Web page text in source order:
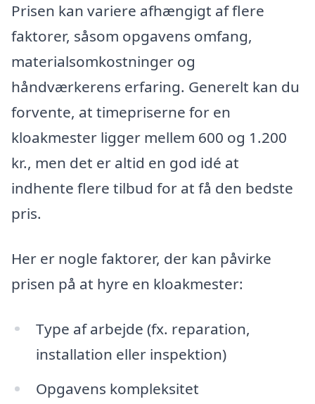
Prisen kan variere afhængigt af flere
faktorer, såsom opgavens omfang,
materialsomkostninger og
håndværkerens erfaring. Generelt kan du
forvente, at timepriserne for en
kloakmester ligger mellem 600 og 1.200
kr., men det er altid en god idé at
indhente flere tilbud for at få den bedste
pris.
Her er nogle faktorer, der kan påvirke
prisen på at hyre en kloakmester:
Type af arbejde (fx. reparation,
installation eller inspektion)
Opgavens kompleksitet